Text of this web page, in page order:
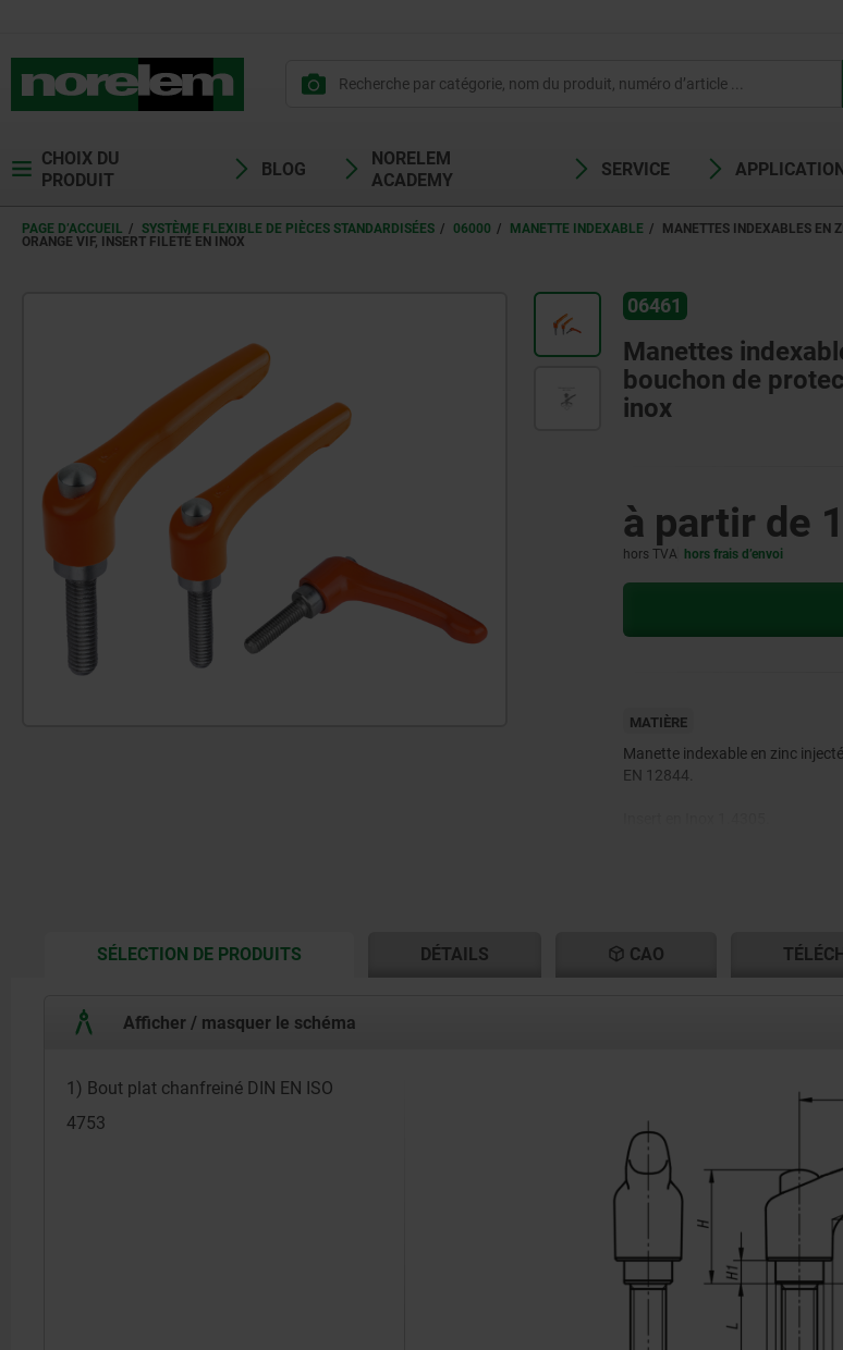
CHOIX DU
PRODUIT
BLOG
NORELEM
ACADEMY
SERVICE
PAGE D’ACCUEIL SYSTÈME FLEXIBLE DE PIÈCES STANDARDISÉES 06000 MANETTE INDEXABLE
MANETTES INDEXABLES EN
ORANGE VIF, INSERT FILETÉ EN INOX
06461
Manettes
bouchon de
inox
à partir de
hors TVA hors frais d’envoi
MATIÈRE
Manette indexable en zinc
EN 12844.
SÉLECTION DE PRODUITSCURRENT
DÉTAILS CAO
Afficher / masquer le schéma
1) Bout plat chanfreiné DIN EN ISO
4753